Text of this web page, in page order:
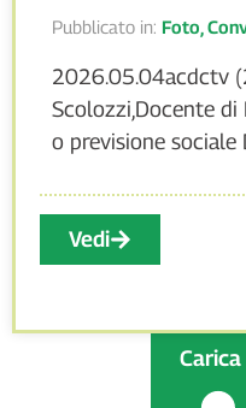
Pubblicato in: Foto,
2026.05.04acdctv
Scolozzi,Docente
o previsione sociale
Vedi